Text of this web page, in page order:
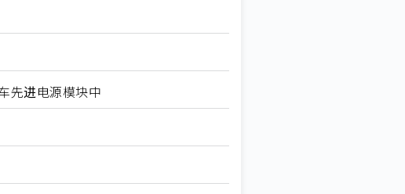
先进电源模块中